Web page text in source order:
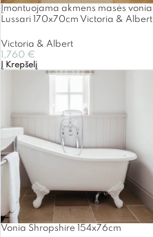
Įmontuojama akmens masės vonia
Lussari 170x70cm Victoria & Albert
Victoria & Albert
1,760 €
Į Krepšelį
Vonia Shropshire 154x76cm